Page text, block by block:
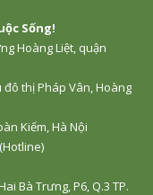
Sống!
Hoàng Liệt, quận
thị Pháp Vân, Hoàng
Kiếm, Hà Nội
Bà Trưng, P6, Q.3 TP.